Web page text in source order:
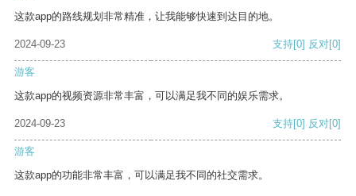
这款app的路线规划非常精准，让我能够快速到达目的地。
2024-09-23 支持[0] 反对[0]
游客
这款app的视频资源非常丰富，可以满足我不同的娱乐需求。
2024-09-23 支持[0] 反对[0]
游客
这款app的功能非常丰富，可以满足我不同的社交需求。